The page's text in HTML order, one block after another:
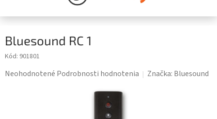
Bluesound RC 1
Kód: 901801
Priemerné
Neohodnotené Podrobnosti hodnotenia Značka: Bluesound